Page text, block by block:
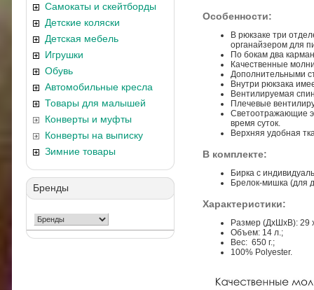
Самокаты и скейтборды
Детские коляски
Детская мебель
Игрушки
Обувь
Автомобильные кресла
Товары для малышей
Конверты и муфты
Конверты на выписку
Зимние товары
Бренды
Особенности:
В рюкзаке три
органайзером для
По бокам два
Качественные
Дополнительными
Внутри рюкзака
Вентилируемая
Плечевые
Светоотражающие
время суток.
Верхняя удобная
В комплекте:
Бирка с
Брелок-мишка (для
Характеристики:
Размер (ДхШхВ): 29
Объем: 14 л.;
Вес: 650 г.;
100% Polyester.